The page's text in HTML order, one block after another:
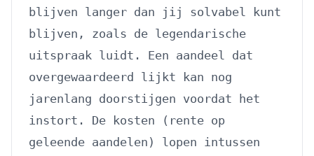
blijven langer dan jij solvabel kunt
blijven, zoals de legendarische
uitspraak luidt. Een aandeel dat
overgewaardeerd lijkt kan nog
jarenlang doorstijgen voordat het
instort. De kosten (rente op
geleende aandelen) lopen intussen